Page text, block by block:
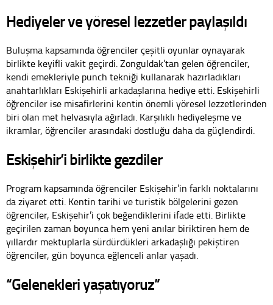
Hediyeler ve yöresel lezzetler paylaşıldı
Buluşma kapsamında öğrenciler çeşitli oyunlar oynayarak
birlikte keyifli vakit geçirdi. Zonguldak’tan gelen öğrenciler,
kendi emekleriyle punch tekniği kullanarak hazırladıkları
anahtarlıkları Eskişehirli arkadaşlarına hediye etti. Eskişehirli
öğrenciler ise misafirlerini kentin önemli yöresel lezzetlerinden
biri olan met helvasıyla ağırladı. Karşılıklı hediyeleşme ve
ikramlar, öğrenciler arasındaki dostluğu daha da güçlendirdi.
Eskişehir’i birlikte gezdiler
Program kapsamında öğrenciler Eskişehir’in farklı noktalarını
da ziyaret etti. Kentin tarihi ve turistik bölgelerini gezen
öğrenciler, Eskişehir’i çok beğendiklerini ifade etti. Birlikte
geçirilen zaman boyunca hem yeni anılar biriktiren hem de
yıllardır mektuplarla sürdürdükleri arkadaşlığı pekiştiren
öğrenciler, gün boyunca eğlenceli anlar yaşadı.
“Gelenekleri yaşatıyoruz”